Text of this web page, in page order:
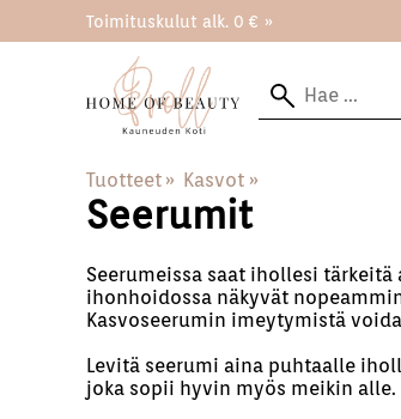
Toimituskulut alk. 0 € »
Tuotteet ‪» Kasvot ‪»
Seerumit
Seerumeissa saat ihollesi
ihonhoidossa näkyvät
Kasvoseerumin imeytymistä
Levitä seerumi aina puhtaalle
joka sopii hyvin myös meikin alle.